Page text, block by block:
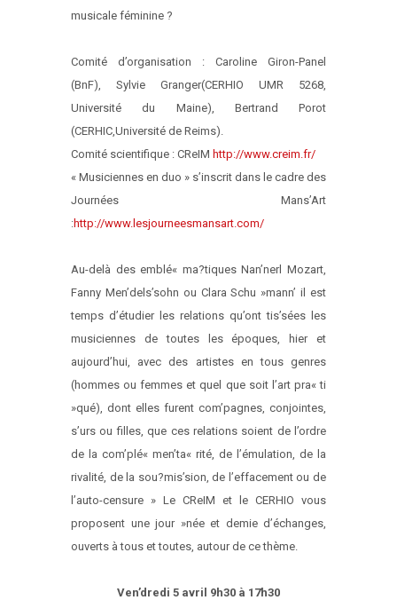
musicale féminine ?
Comité d’organisation : Caroline Giron-Panel
(BnF), Sylvie Granger(CERHIO UMR 5268,
Université du Maine), Bertrand Porot
(CERHIC,Université de Reims).
Comité scientifique : CReIM http://www.creim.fr/
« Musiciennes en duo » s’inscrit dans le cadre des
Journées Mans’Art
:http://www.lesjourneesmansart.com/
Au-delà des emblé« ma?tiques Nan’nerl Mozart,
Fanny Men’dels’sohn ou Clara Schu »mann’ il est
temps d’étudier les relations qu’ont tis’sées les
musiciennes de toutes les époques, hier et
aujourd’hui, avec des artistes en tous genres
(hommes ou femmes et quel que soit l’art pra« ti
»qué), dont elles furent com’pagnes, conjointes,
s’urs ou filles, que ces relations soient de l’ordre
de la com’plé« men’ta« rité, de l’émulation, de la
rivalité, de la sou?mis’sion, de l’effacement ou de
l’auto-censure » Le CReIM et le CERHIO vous
proposent une jour »née et demie d’échanges,
ouverts à tous et toutes, autour de ce thème.
Ven’dredi 5 avril 9h30 à 17h30